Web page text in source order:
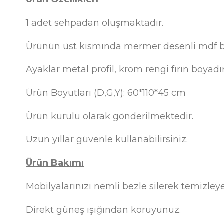
1 adet sehpadan oluşmaktadır.
Ürünün üst kısmında mermer desenli mdf
Ayaklar metal profil, krom rengi fırın
Ürün Boyutları (D,G,Y): 60*110*45 cm
Ürün kurulu olarak gönderilmektedir.
Uzun yıllar güvenle kullanabilirsiniz.
Ürün Bakımı
Mobilyalarınızı nemli bezle silerek
Direkt güneş ışığından koruyunuz.